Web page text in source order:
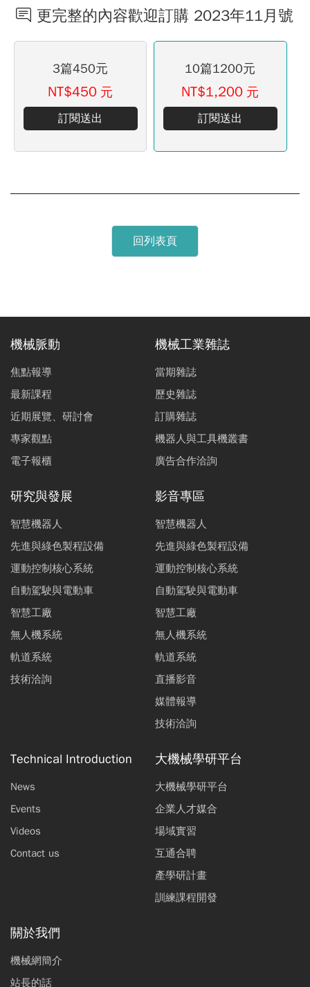
更完整的內容歡迎訂購 2023年11月號
3篇450元
NT$450 元
訂閱送出
10篇1200元
NT$1,200 元
訂閱送出
回列表頁
機械脈動
焦點報導
最新課程
近期展覽、研討會
專家觀點
電子報櫃
機械工業雜誌
當期雜誌
歷史雜誌
訂購雜誌
機器人與工具機叢書
廣告合作洽詢
研究與發展
智慧機器人
先進與綠色製程設備
運動控制核心系統
自動駕駛與電動車
智慧工廠
無人機系統
軌道系統
技術洽詢
影音專區
智慧機器人
先進與綠色製程設備
運動控制核心系統
自動駕駛與電動車
智慧工廠
無人機系統
軌道系統
直播影音
媒體報導
技術洽詢
Technical Introduction
News
Events
Videos
Contact us
大機械學研平台
大機械學研平台
企業人才媒合
場域實習
互通合聘
產學研計畫
訓練課程開發
關於我們
機械網簡介
站長的話